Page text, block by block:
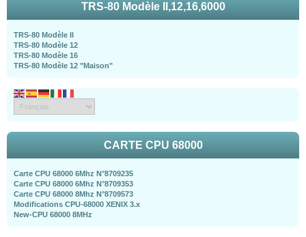
TRS-80 Modèle II,12,16,6000
TRS-80 Modèle II
TRS-80 Modèle 12
TRS-80 Modèle 16
TRS-80 Modèle 12 "Maison"
CARTE CPU 68000
Carte CPU 68000 6Mhz N°8709235
Carte CPU 68000 6Mhz N°8709353
Carte CPU 68000 8Mhz N°8709573
Modifications CPU-68000 XENIX 3.x
New-CPU 68000 8MHz